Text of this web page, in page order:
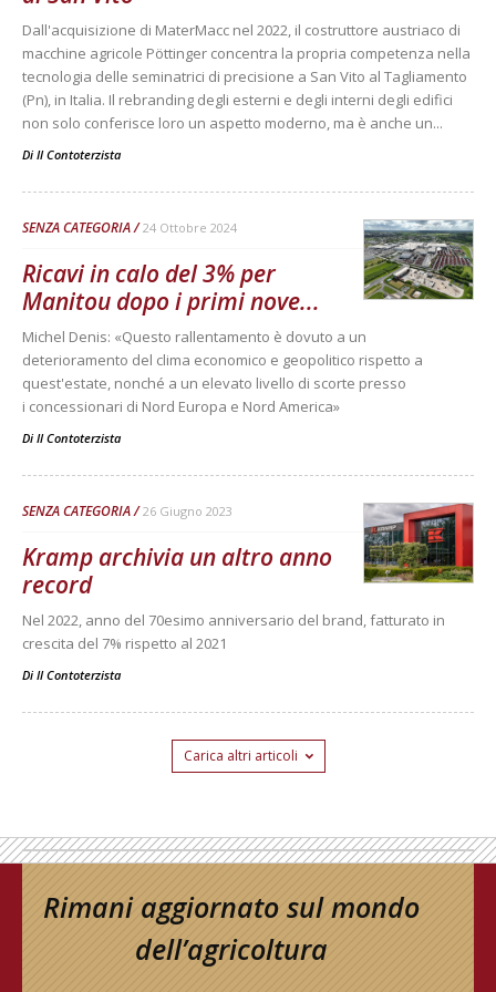
Dall'acquisizione di MaterMacc nel 2022, il costruttore austriaco di
macchine agricole Pöttinger concentra la propria competenza nella
tecnologia delle seminatrici di precisione a San Vito al Tagliamento
(Pn), in Italia. Il rebranding degli esterni e degli interni degli edifici
non solo conferisce loro un aspetto moderno, ma è anche un...
Di Il Contoterzista
SENZA CATEGORIA 24 Ottobre 2024
Ricavi in calo del 3% per
Manitou dopo i primi nove...
Michel Denis: «Questo rallentamento è dovuto a un
deterioramento del clima economico e geopolitico rispetto a
quest'estate, nonché a un elevato livello di scorte presso
i concessionari di Nord Europa e Nord America»
Di Il Contoterzista
SENZA CATEGORIA 26 Giugno 2023
Kramp archivia un altro anno
record
Nel 2022, anno del 70esimo anniversario del brand, fatturato in
crescita del 7% rispetto al 2021
Di Il Contoterzista
Carica altri articoli
Rimani aggiornato sul mondo
dell’agricoltura